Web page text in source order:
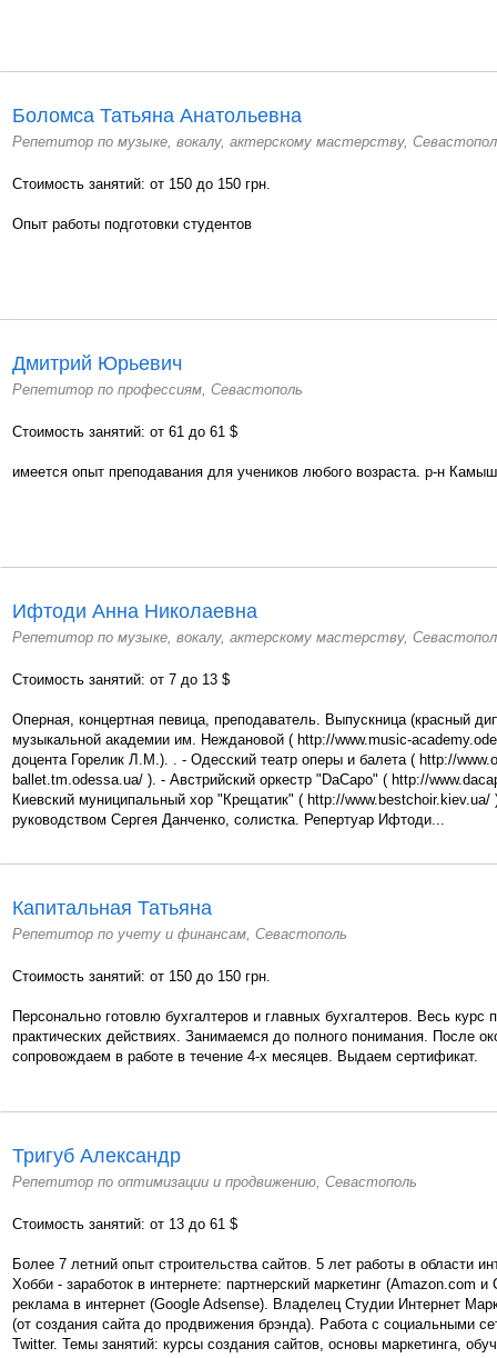
Боломса Татьяна Анатольевна
Репетитор по музыке, вокалу, актерскому мастерству,
Стоимость занятий: от 150 до 150 грн.
Опыт работы подготовки студентов
Дмитрий Юрьевич
Репетитор по профессиям, Севастополь
Стоимость занятий: от 61 до 61 $
имеется опыт преподавания для учеников любого возраста. р-н
Ифтоди Анна Николаевна
Репетитор по музыке, вокалу, актерскому мастерству,
Стоимость занятий: от 7 до 13 $
Оперная, концертная певица, преподаватель. Выпускница (красный
музыкальной академии им. Неждановой ( http://www.music-
доцента Горелик Л.М.). . - Одесский театр оперы и балета ( http://
ballet.tm.odessa.ua/ ). - Австрийский оркестр "DaCapo" ( http://
Киевский муниципальный хор "Крещатик" ( http://
руководством Сергея Данченко, солистка. Репертуар Ифтоди...
Капитальная Татьяна
Репетитор по учету и финансам, Севастополь
Стоимость занятий: от 150 до 150 грн.
Персонально готовлю бухгалтеров и главных бухгалтеров. Весь курс
практических действиях. Занимаемся до полного понимания. После
сопровождаем в работе в течение 4-х месяцев. Выдаем сертификат.
Тригуб Александр
Репетитор по оптимизации и продвижению, Севастополь
Стоимость занятий: от 13 до 61 $
Более 7 летний опыт строительства сайтов. 5 лет работы в области
Хобби - заработок в интернете: партнерский маркетинг (Amazon.com
реклама в интернет (Google Adsense). Владелец Студии Интернет
(от создания сайта до продвижения брэнда). Работа с социальными
Twitter. Темы занятий: курсы создания сайтов, основы маркетинга,